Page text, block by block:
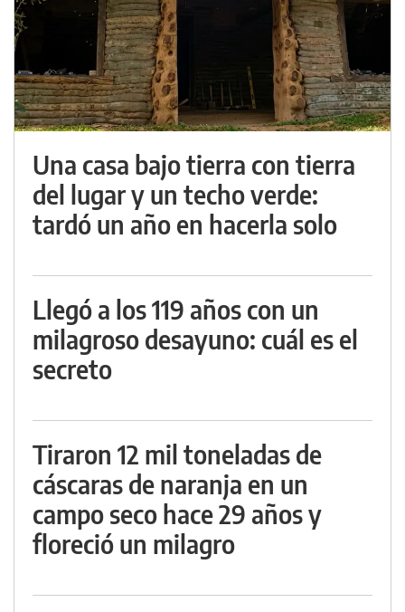
Una casa bajo tierra con tierra
del lugar y un techo verde:
tardó un año en hacerla solo
Llegó a los 119 años con un
milagroso desayuno: cuál es el
secreto
Tiraron 12 mil toneladas de
cáscaras de naranja en un
campo seco hace 29 años y
floreció un milagro